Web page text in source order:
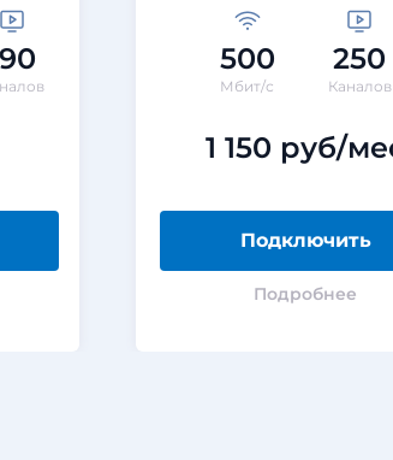
500
Мбит/с
250
Каналов
1 150 руб/
Подключить
Подробнее